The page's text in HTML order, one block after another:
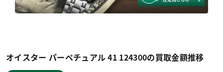
オイスター パーペチュアル 41 124300の買取金額推移